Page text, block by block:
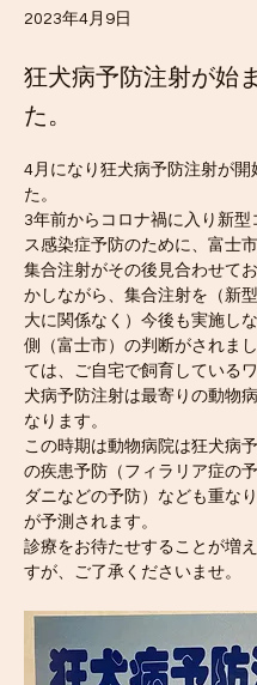
2023年4月9日
狂犬病予防注射が始
た。
4月になり狂犬病予防注射が開
た。
3年前からコロナ禍に入り新型
ス感染症予防のために、富士
集合注射がその後見合わせて
かしながら、集合注射を（新
大に関係なく）今後も実施し
側（富士市）の判断がされま
ては、ご自宅で飼育している
犬病予防注射は最寄りの動物
なります。
この時期は動物病院は狂犬病
の疾患予防（フィラリア症の
ダニなどの予防）なども重な
が予測されます。
診療をお待たせすることが増
すが、ご了承くださいませ。